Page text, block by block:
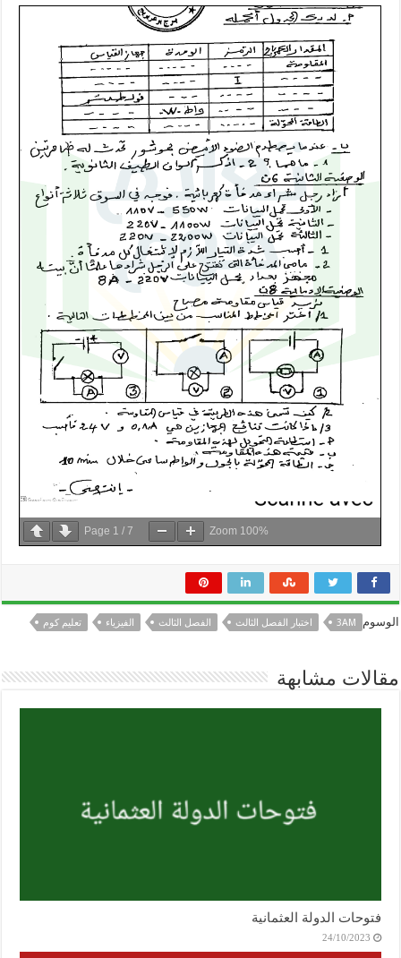
Page 1 / 7 Zoom 100%
الوسوم 3AM اختبار الفصل الثالث الفصل الثالث الفيزياء تعليم كوم
مقالات مشابهة
فتوحات الدولة العثمانية
24/10/2023